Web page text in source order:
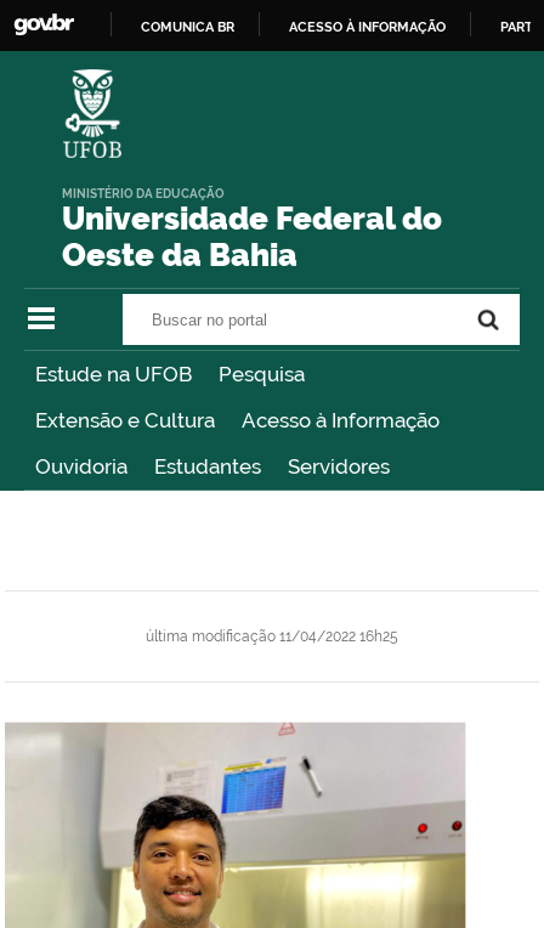
COMUNICA BR ACESSO À INFORMAÇÃO
Universidade Federal do
Oeste da Bahia
MINISTÉRIO DA EDUCAÇÃO
Estude na UFOB
Pesquisa
Extensão e Cultura
Acesso à Informação
Ouvidoria
Estudantes Servidores
última modificação 11/04/2022 16h25